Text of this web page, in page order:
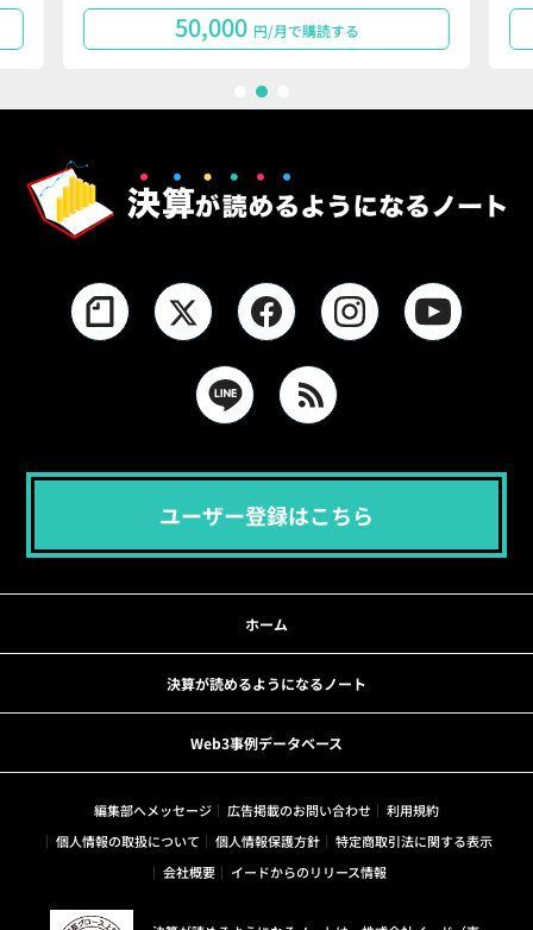
50,000 円/月で購読する
ユーザー登録はこちら
ホーム
決算が読めるようになるノート
Web3事例データベース
編集部へメッセージ 広告掲載のお問い合わせ
利用規約
個人情報の取扱について
個人情報保護方針
特定商取引法に関する表示
会社概要
イードからのリリース情報